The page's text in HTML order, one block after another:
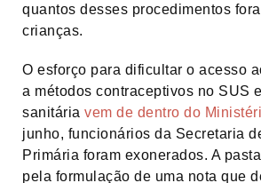
quantos desses procedimentos
crianças.
O esforço para dificultar o acesso
a métodos contraceptivos no SUS
sanitária vem de dentro do
junho, funcionários da Secretaria
Primária foram exonerados. A
pela formulação de uma nota que